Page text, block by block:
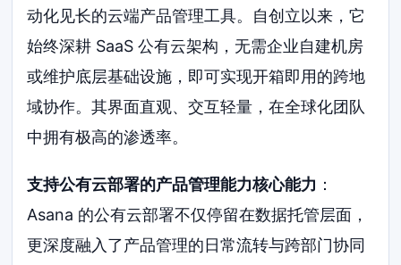
动化见长的云端产品管理工具。自创立以来，它
始终深耕 SaaS 公有云架构，无需企业自建机房
或维护底层基础设施，即可实现开箱即用的跨地
域协作。其界面直观、交互轻量，在全球化团队
中拥有极高的渗透率。
支持公有云部署的产品管理能力核心能力 ：
Asana 的公有云部署不仅停留在数据托管层面，
更深度融入了产品管理的日常流转与跨部门协同